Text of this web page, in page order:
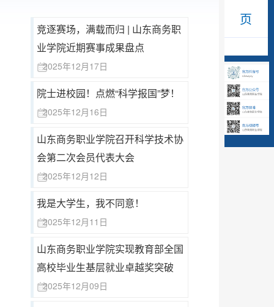
竞逐赛场，满载而归 | 山东商务职
业学院近期赛事成果盘点
2025年12月17日
院士进校园！点燃“科学报国”梦！
2025年12月16日
山东商务职业学院召开科学技术协
会第二次会员代表大会
2025年12月12日
我是大学生，我不同意！
2025年12月11日
山东商务职业学院实现教育部全国
高校毕业生基层就业卓越奖突破
2025年12月09日
页